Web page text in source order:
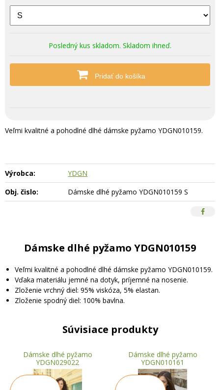
Posledný kus skladom. Skladom ihneď.
Pridať do košíka
Veľmi kvalitné a pohodlné dlhé dámske pyžamo YDGN010159.
Výrobca:
YDGN
Obj. čislo:
Dámske dlhé pyžamo YDGN010159 S
Dámske dlhé pyžamo YDGN010159
Veľmi kvalitné a pohodlné dlhé dámske pyžamo YDGN010159.
Vďaka materiálu jemné na dotyk, príjemné na nosenie.
Zloženie vrchný diel: 95% viskóza, 5% elastan.
Zloženie spodný diel: 100% bavlna.
Súvisiace produkty
Dámske dlhé pyžamo
YDGN029022
Dámske dlhé pyžamo
YDGN010161